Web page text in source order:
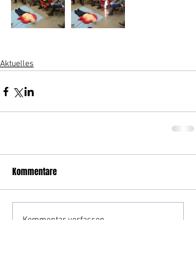
Aktuelles
Kommentare
Kommentar verfassen...